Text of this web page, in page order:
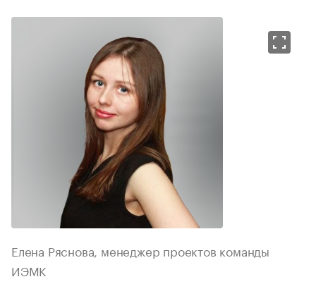
Елена Ряснова, менеджер проектов команды
ИЭМК